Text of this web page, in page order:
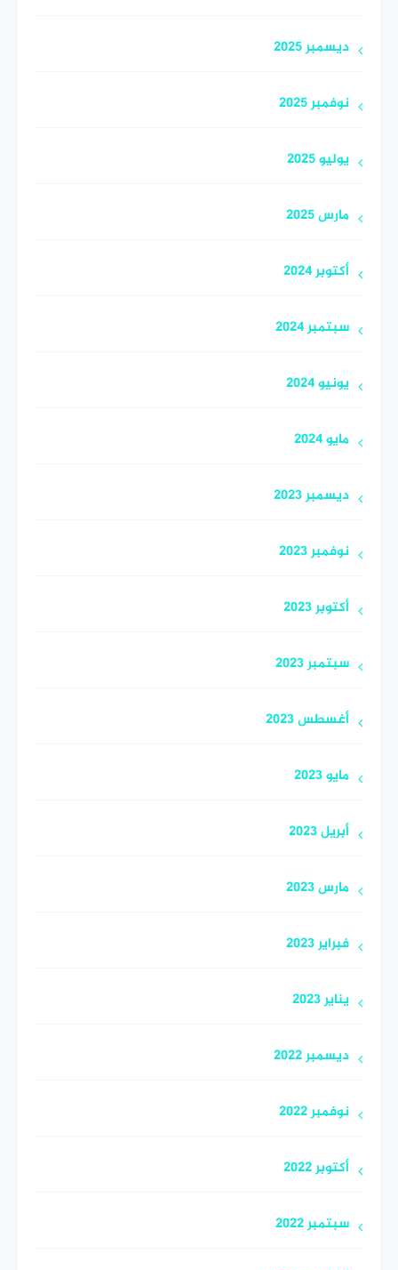
ديسمبر 2025
نوفمبر 2025
يوليو 2025
مارس 2025
أكتوبر 2024
سبتمبر 2024
يونيو 2024
مايو 2024
ديسمبر 2023
نوفمبر 2023
أكتوبر 2023
سبتمبر 2023
أغسطس 2023
مايو 2023
أبريل 2023
مارس 2023
فبراير 2023
يناير 2023
ديسمبر 2022
نوفمبر 2022
أكتوبر 2022
سبتمبر 2022